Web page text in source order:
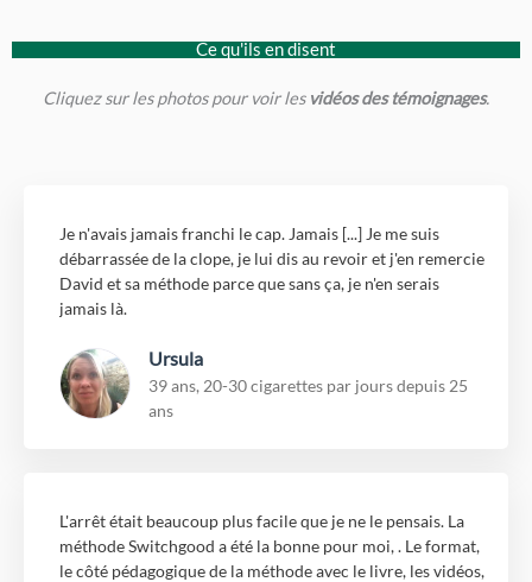
Ce qu'ils en disent
Cliquez sur les photos pour voir les vidéos des témoignages.
Je n'avais jamais franchi le cap. Jamais [...] Je me suis
débarrassée de la clope, je lui dis au revoir et j'en remercie
David et sa méthode parce que sans ça, je n'en serais
jamais là.
Ursula
39 ans, 20-30 cigarettes par jours depuis 25
ans
L'arrêt était beaucoup plus facile que je ne le pensais. La
méthode Switchgood a été la bonne pour moi, . Le format,
le côté pédagogique de la méthode avec le livre, les vidéos,